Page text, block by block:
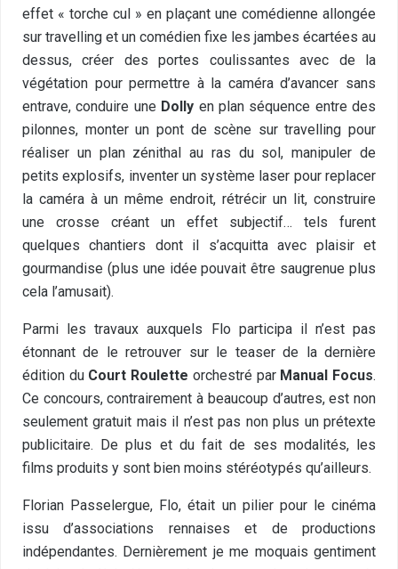
effet « torche cul » en plaçant une comédienne allongée
sur travelling et un comédien fixe les jambes écartées au
dessus, créer des portes coulissantes avec de la
végétation pour permettre à la caméra d’avancer sans
entrave, conduire une Dolly en plan séquence entre des
pilonnes, monter un pont de scène sur travelling pour
réaliser un plan zénithal au ras du sol, manipuler de
petits explosifs, inventer un système laser pour replacer
la caméra à un même endroit, rétrécir un lit, construire
une crosse créant un effet subjectif… tels furent
quelques chantiers dont il s’acquitta avec plaisir et
gourmandise (plus une idée pouvait être saugrenue plus
cela l’amusait).
Parmi les travaux auxquels Flo participa il n’est pas
étonnant de le retrouver sur le teaser de la dernière
édition du Court Roulette orchestré par Manual Focus.
Ce concours, contrairement à beaucoup d’autres, est non
seulement gratuit mais il n’est pas non plus un prétexte
publicitaire. De plus et du fait de ses modalités, les
films produits y sont bien moins stéréotypés qu’ailleurs.
Florian Passelergue, Flo, était un pilier pour le cinéma
issu d’associations rennaises et de productions
indépendantes. Dernièrement je me moquais gentiment